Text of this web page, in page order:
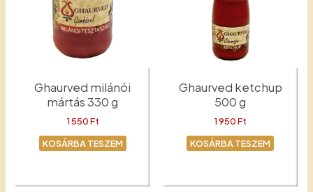
Ghaurved milánói
mártás 330 g
1 550Ft
KOSÁRBA TESZEM
Ghaurved ketchup
500 g
1 950Ft
KOSÁRBA TESZEM